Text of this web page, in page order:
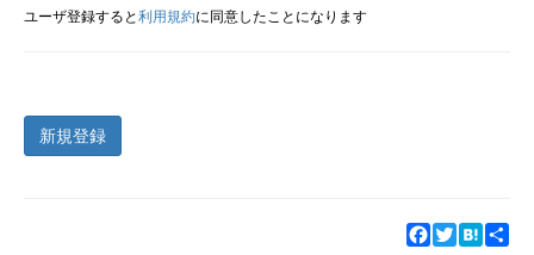
ユーザ登録すると利用規約に同意したことになります
新規登録
Facebook
TwitterHatena